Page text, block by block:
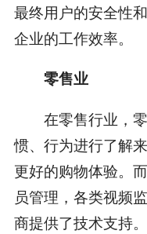
最终用户的安全性
企业的工作效率。
零售业
在零售行业，零
惯、行为进行了解
更好的购物体验。
员管理，各类视频
商提供了技术支持